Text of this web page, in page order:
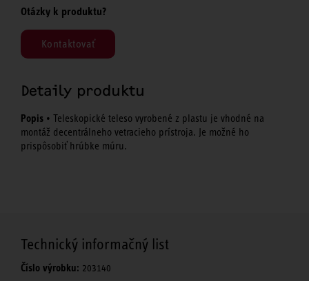
Otázky k produktu?
Kontaktovať
Detaily produktu
Popis • Teleskopické teleso vyrobené z plastu je vhodné na
montáž decentrálneho vetracieho prístroja. Je možné ho
prispôsobiť hrúbke múru.
Technický informačný list
Číslo výrobku: 203140